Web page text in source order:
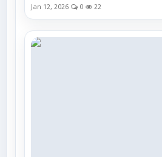
Jan 12, 2026 0 22